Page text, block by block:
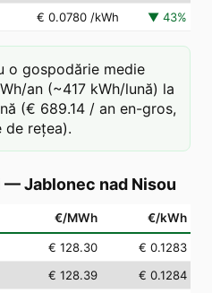
€ 0.0780 /kWh ▼ 43%
o gospodărie medie
an (~417 kWh/lună) la
(€ 689.14 / an en-gros,
de rețea).
—Jablonec nad Nisou
€/MWh €/kWh
€ 128.30
€ 0.1283
€ 128.39
€ 0.1284